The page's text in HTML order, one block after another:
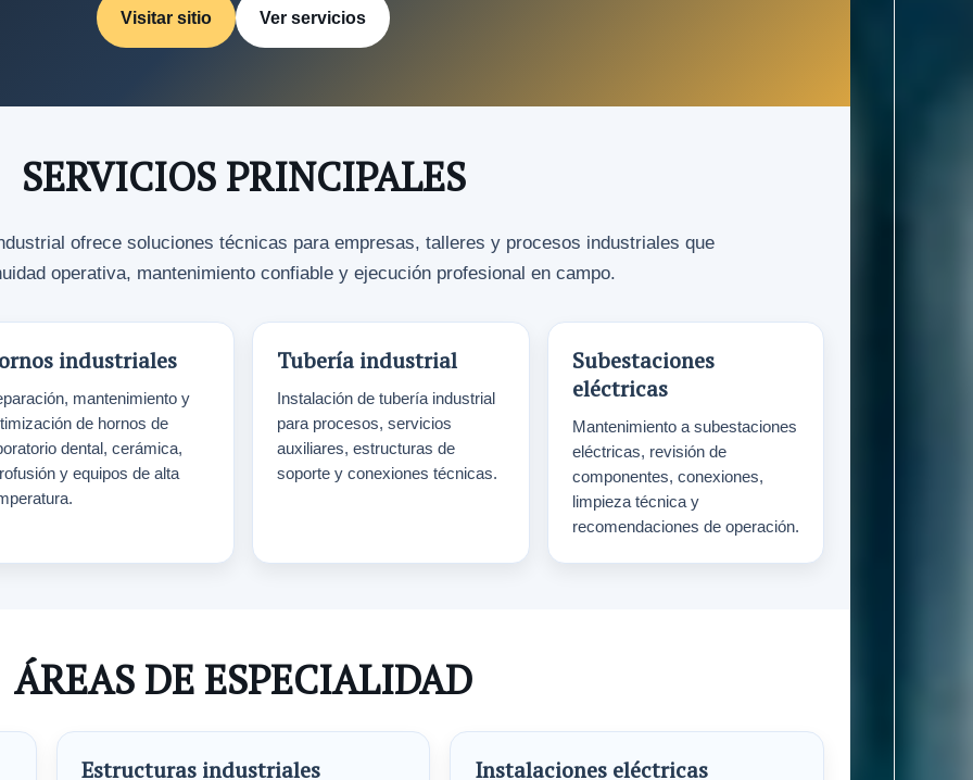
Visitar sitio Ver servicios
SERVICIOS PRINCIPALES
ofrece soluciones técnicas para empresas, talleres y procesos industriales que
operativa, mantenimiento confiable y ejecución profesional en campo.
industriales
mantenimiento y
de hornos de
dental, cerámica,
y equipos de alta
Tubería industrial
Instalación de tubería industrial
para procesos, servicios
auxiliares, estructuras de
soporte y conexiones técnicas.
Subestaciones
eléctricas
Mantenimiento a subestaciones
eléctricas, revisión de
componentes, conexiones,
limpieza técnica y
recomendaciones de operación.
ÁREAS DE ESPECIALIDAD
Estructuras industriales Instalaciones eléctricas